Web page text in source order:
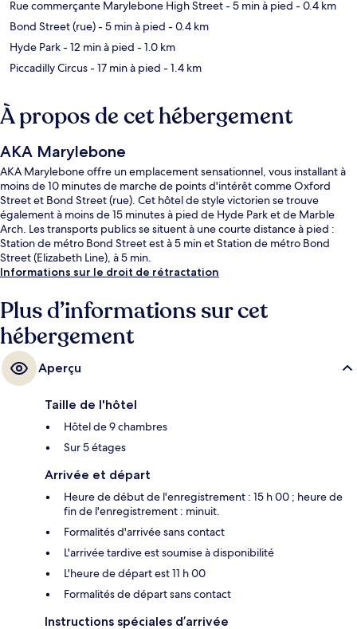
Rue commerçante Marylebone High Street- 5 min à pied - 0.4 km
Bond Street (rue)- 5 min à pied - 0.4 km
Hyde Park- 12 min à pied - 1.0 km
Piccadilly Circus- 17 min à pied - 1.4 km
À propos de cet hébergement
AKA Marylebone
AKA Marylebone offre un emplacement sensationnel, vous installant à
moins de 10 minutes de marche de points d'intérêt comme Oxford
Street et Bond Street (rue). Cet hôtel de style victorien se trouve
également à moins de 15 minutes à pied de Hyde Park et de Marble
Arch. Les transports publics se situent à une courte distance à pied :
Station de métro Bond Street est à 5 min et Station de métro Bond
Street (Elizabeth Line), à 5 min.
Informations sur le droit de rétractation
Plus d’informations sur cet
hébergement
Aperçu
Taille de l'hôtel
Hôtel de 9 chambres
Sur 5 étages
Arrivée et départ
Heure de début de l'enregistrement : 15 h 00 ; heure de
fin de l'enregistrement : minuit.
Formalités d'arrivée sans contact
L'arrivée tardive est soumise à disponibilité
L'heure de départ est 11 h 00
Formalités de départ sans contact
Instructions spéciales d’arrivée